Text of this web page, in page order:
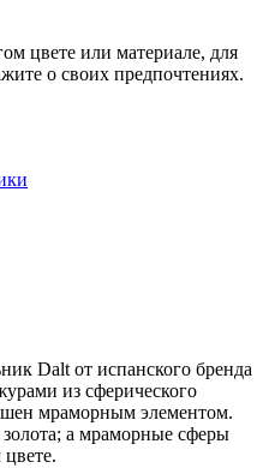
цвете или материале, для
о своих предпочтениях.
Dalt от испанского бренда
из сферического
мраморным элементом.
а мраморные сферы